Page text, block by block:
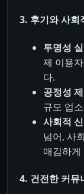
3. 후기와 사회
투명성
제 이용
다.
공정성
규모 업
사회적
넘어, 사
매김하게
4. 건전한 커뮤